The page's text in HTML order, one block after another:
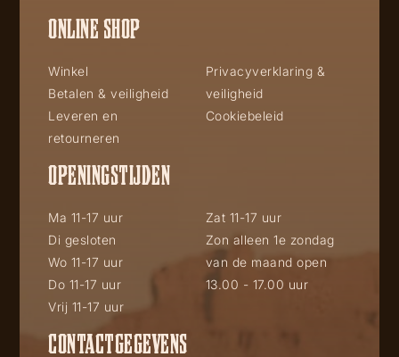
ONLINE SHOP
Winkel
Betalen & veiligheid
Leveren en
retourneren
Privacyverklaring &
veiligheid
Cookiebeleid
OPENINGSTIJDEN
Ma 11-17 uur
Di gesloten
Wo 11-17 uur
Do 11-17 uur
Vrij 11-17 uur
Zat 11-17 uur
Zon alleen 1e zondag
van de maand open
13.00 - 17.00 uur
CONTACTGEGEVENS